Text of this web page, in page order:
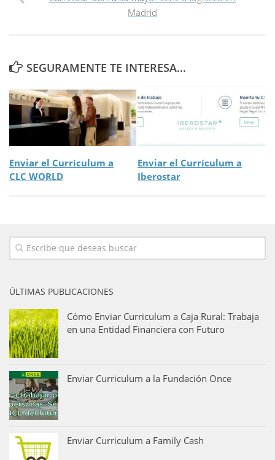
Madrid
SEGURAMENTE TE INTERESA...
Enviar el Currículum a
CLC WORLD
Enviar el Currículum a
Iberostar
ÚLTIMAS PUBLICACIONES
Cómo Enviar Curriculum a Caja Rural: Trabaja
en una Entidad Financiera con Futuro
Enviar Curriculum a la Fundación Once
Enviar Curriculum a Family Cash